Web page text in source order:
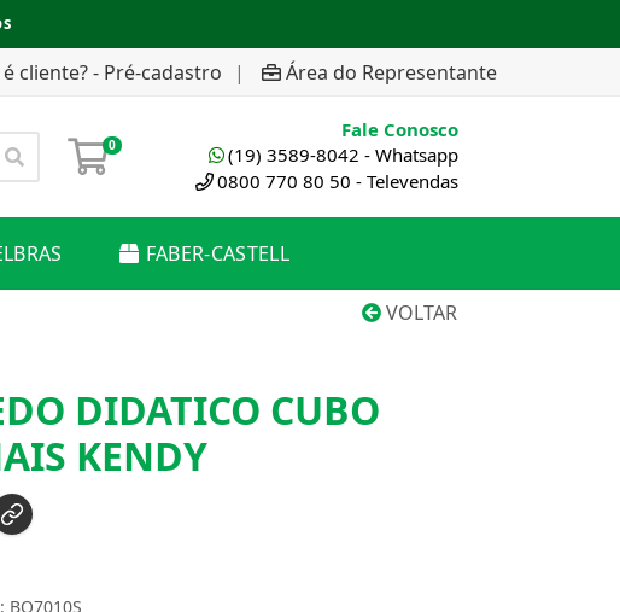
cliente? - Pré-cadastro | Área do Representante
0
Fale Conosco
(19) 3589-8042 - Whatsapp
0800 770 80 50 - Televendas
FABER-CASTELL
VOLTAR
DIDATICO CUBO
KENDY